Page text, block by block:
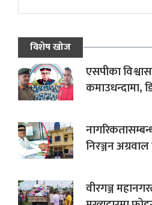
विशेष खोज
एसपीका
कमाउधन्दामा,
निरञ्जन अग्रवाल
वीरगञ्ज